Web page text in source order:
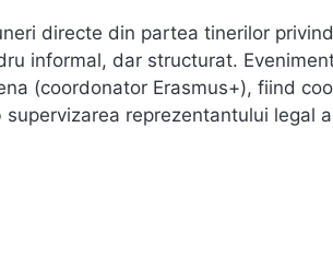
directe din partea tinerilor
informal, dar structurat.
(coordonator Erasmus+), fiind
reprezentantului legal